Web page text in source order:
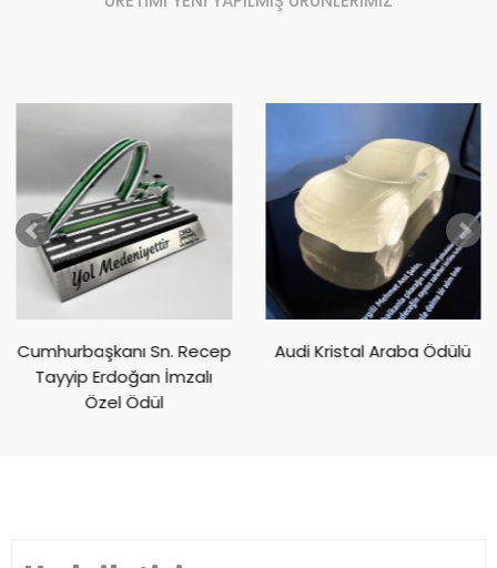
Cumhurbaşkanı Sn. Recep
Tayyip Erdoğan İmzalı
Özel Ödül
Audi Kristal Araba Ödülü